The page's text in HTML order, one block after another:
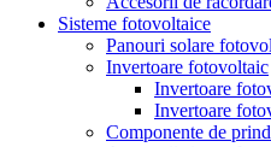
Sisteme fotovoltaice
Panouri solare
Invertoare fotovoltaic
Invertoare
Invertoare
Componente de